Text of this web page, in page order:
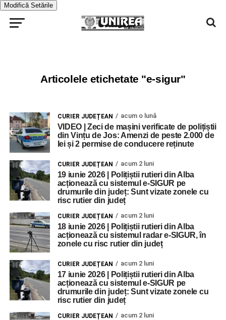
Modifică Setările
Articolele etichetate "e-sigur"
CURIER JUDEȚEAN acum o lună
VIDEO | Zeci de mașini verificate de polițiștii
din Vințu de Jos: Amenzi de peste 2.000 de
lei și 2 permise de conducere reținute
CURIER JUDEȚEAN acum 2 luni
19 iunie 2026 | Polițiștii rutieri din Alba
acționează cu sistemul e-SIGUR pe
drumurile din județ: Sunt vizate zonele cu
risc rutier din județ
CURIER JUDEȚEAN acum 2 luni
18 iunie 2026 | Polițiștii rutieri din Alba
acționează cu sistemul radar e-SIGUR, în
zonele cu risc rutier din județ
CURIER JUDEȚEAN acum 2 luni
17 iunie 2026 | Polițiștii rutieri din Alba
acționează cu sistemul e-SIGUR pe
drumurile din județ: Sunt vizate zonele cu
risc rutier din județ
CURIER JUDEȚEAN acum 2 luni